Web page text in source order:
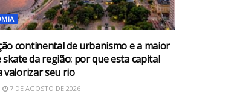
continental de urbanismo e a maior
skate da região: por que esta capital
valorizar seu rio
7 DE AGOSTO DE 2026